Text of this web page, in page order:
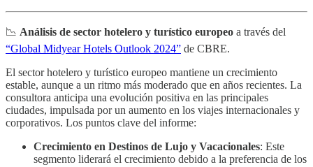
📉 Análisis de sector hotelero y turístico europeo a través del
“Global Midyear Hotels Outlook 2024” de CBRE.
El sector hotelero y turístico europeo mantiene un crecimiento
estable, aunque a un ritmo más moderado que en años recientes. La
consultora anticipa una evolución positiva en las principales
ciudades, impulsada por un aumento en los viajes internacionales y
corporativos. Los puntos clave del informe:
Crecimiento en Destinos de Lujo y Vacacionales: Este
segmento liderará el crecimiento debido a la preferencia de los